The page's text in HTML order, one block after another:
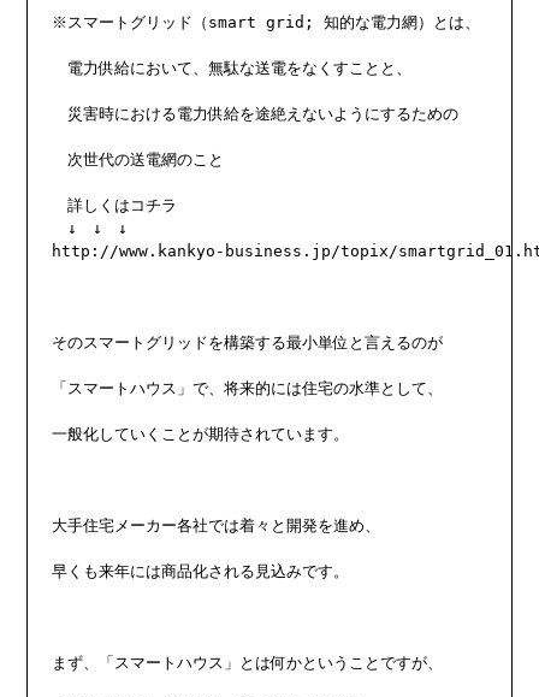
※スマートグリッド（smart grid; 知的な電力網）とは、
電力供給において、無駄な送電をなくすことと、
災害時における電力供給を途絶えないようにするための
次世代の送電網のこと
詳しくはコチラ
http://www.kankyo-business.jp/topix/
そのスマートグリッドを構築する最小単位と言えるのが
「スマートハウス」で、将来的には住宅の水準として、
一般化していくことが期待されています。
大手住宅メーカー各社では着々と開発を進め、
早くも来年には商品化される見込みです。
まず、「スマートハウス」とは何かということですが、